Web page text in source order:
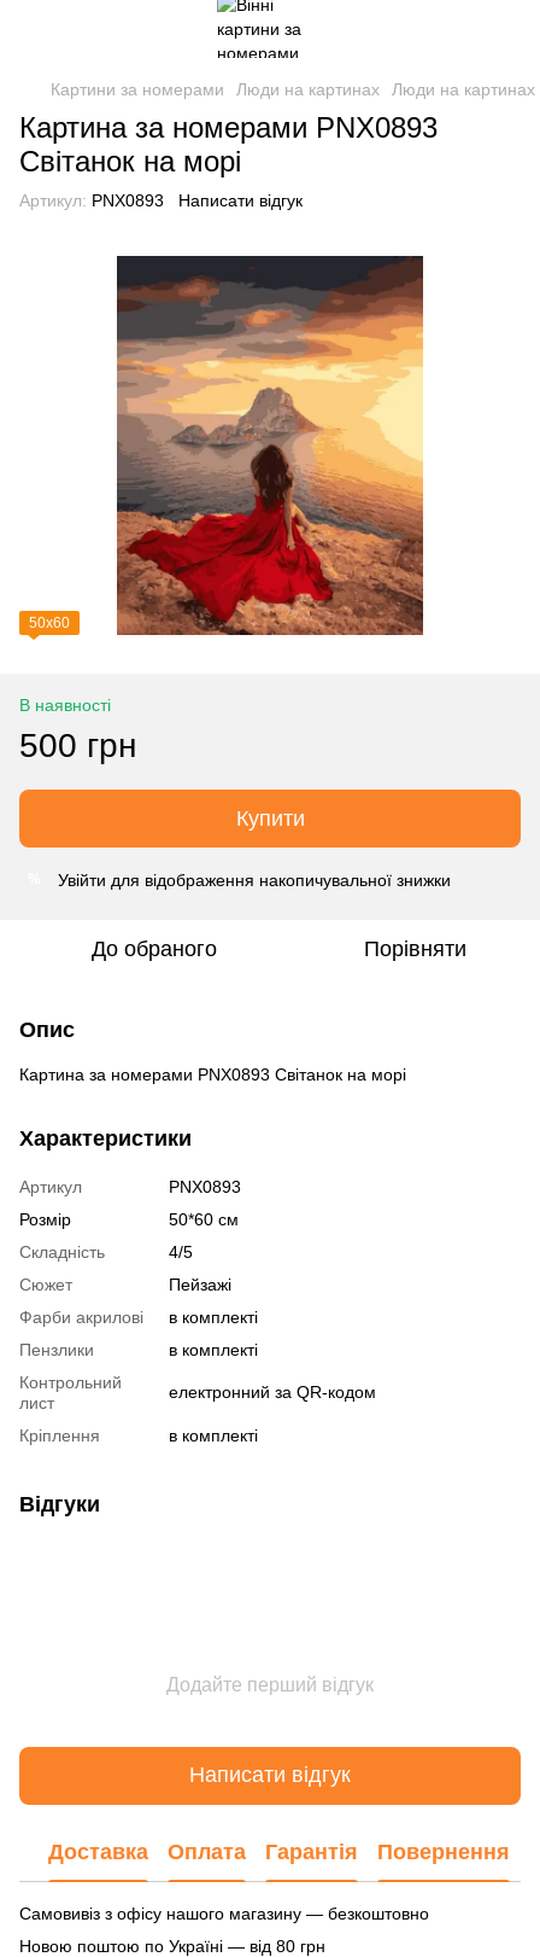
Картини за номерами Люди на картинах Люди на картинах
Картина за номерами PNX0893
Світанок на морі
Артикул: PNX0893 Написати відгук
50х60
В наявності
500 грн
Купити
Увійти для відображення накопичувальної знижки
До обраного Порівняти
Опис
Картина за номерами PNX0893 Світанок на морі
Характеристики
Артикул
PNX0893
Розмір
50*60 см
Складність
4/5
Сюжет
Пейзажі
Фарби акрилові
в комплекті
Пензлики
в комплекті
Контрольний
лист
електронний за QR-кодом
Кріплення в комплекті
Відгуки
Додайте перший відгук
Написати відгук
Доставка Оплата Гарантія Повернення
Самовивіз з офісу нашого магазину — безкоштовно
Новою поштою по Україні — від 80 грн